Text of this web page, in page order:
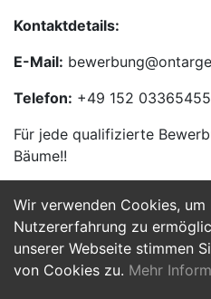
Wir verwenden Cookies, um
Nutzererfahrung zu
unserer Webseite stimmen
von Cookies zu. Mehr
Kontaktdetails:
E-Mail:
Telefon: +49 152 03365455
Für jede qualifizierte
Bäume!!
Jetzt